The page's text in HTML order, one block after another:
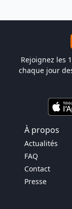
Rejoignez les
chaque jour
À propos
Actualités
FAQ
Contact
Presse